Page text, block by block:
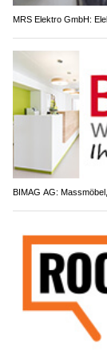
MRS Elektro GmbH:
BIMAG AG: